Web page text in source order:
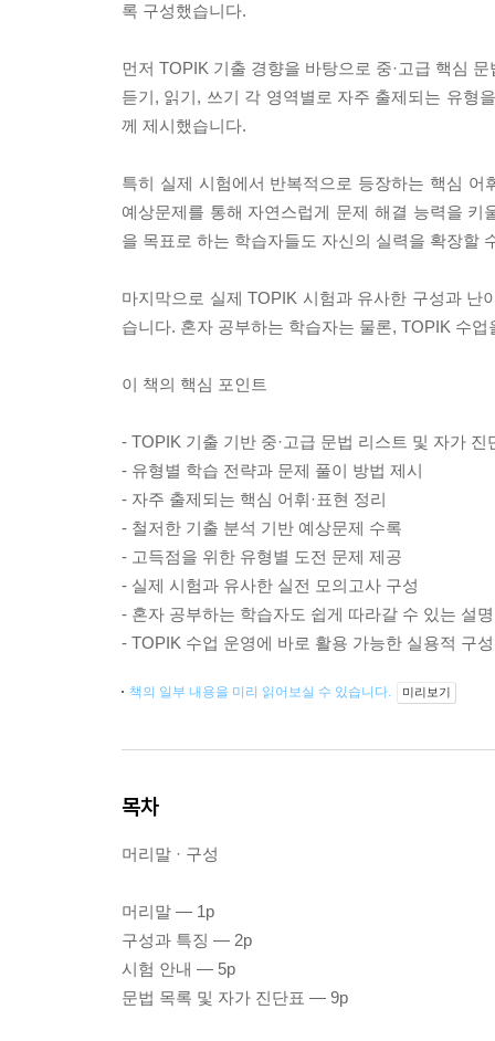
록 구성했습니다.
먼저 TOPIK 기출 경향을 바탕으로 중·고급 핵심
듣기, 읽기, 쓰기 각 영역별로 자주 출제되는 유형
께 제시했습니다.
특히 실제 시험에서 반복적으로 등장하는 핵심
예상문제를 통해 자연스럽게 문제 해결 능력을
을 목표로 하는 학습자들도 자신의 실력을 확장할
마지막으로 실제 TOPIK 시험과 유사한 구성과
습니다. 혼자 공부하는 학습자는 물론, TOPIK 수
이 책의 핵심 포인트
- TOPIK 기출 기반 중·고급 문법 리스트 및 자가 진
- 유형별 학습 전략과 문제 풀이 방법 제시
- 자주 출제되는 핵심 어휘·표현 정리
- 철저한 기출 분석 기반 예상문제 수록
- 고득점을 위한 유형별 도전 문제 제공
- 실제 시험과 유사한 실전 모의고사 구성
- 혼자 공부하는 학습자도 쉽게 따라갈 수 있는 설명
- TOPIK 수업 운영에 바로 활용 가능한 실용적 구성
책의 일부 내용을 미리 읽어보실 수 있습니다. 미리보기
목차
머리말 · 구성
머리말 — 1p
구성과 특징 — 2p
시험 안내 — 5p
문법 목록 및 자가 진단표 — 9p